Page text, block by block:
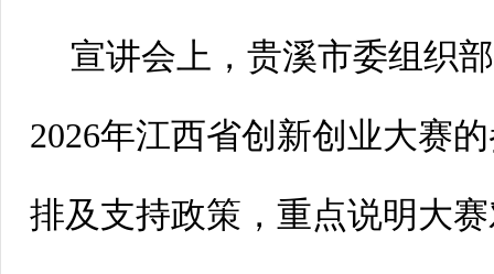
宣讲会上，贵溪市委组织
2026年江西省创新创业大赛
排及支持政策，重点说明大